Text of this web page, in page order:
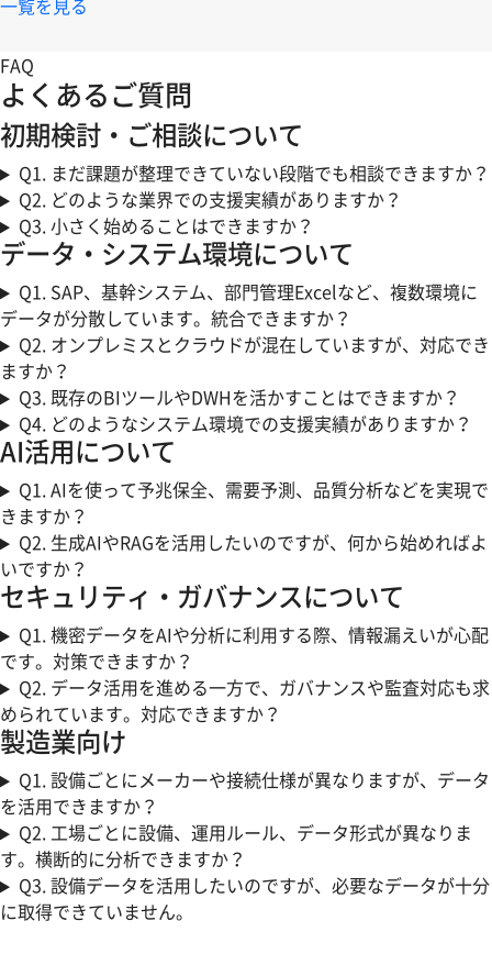
一覧を見る
FAQ
よくあるご質問
初期検討・ご相談について
Q1.まだ課題が整理できていない段階でも相談できますか？
Q2.どのような業界での支援実績がありますか？
Q3.小さく始めることはできますか？
データ・システム環境について
Q1.SAP、基幹システム、部門管理Excelなど、複数環境に
データが分散しています。統合できますか？
Q2.オンプレミスとクラウドが混在していますが、対応でき
ますか？
Q3.既存のBIツールやDWHを活かすことはできますか？
Q4.どのようなシステム環境での支援実績がありますか？
AI活用について
Q1.AIを使って予兆保全、需要予測、品質分析などを実現で
きますか？
Q2.生成AIやRAGを活用したいのですが、何から始めればよ
いですか？
セキュリティ・ガバナンスについて
Q1.機密データをAIや分析に利用する際、情報漏えいが心配
です。対策できますか？
Q2.データ活用を進める一方で、ガバナンスや監査対応も求
められています。対応できますか？
製造業向け
Q1.設備ごとにメーカーや接続仕様が異なりますが、データ
を活用できますか？
Q2.工場ごとに設備、運用ルール、データ形式が異なりま
す。横断的に分析できますか？
Q3.設備データを活用したいのですが、必要なデータが十分
に取得できていません。